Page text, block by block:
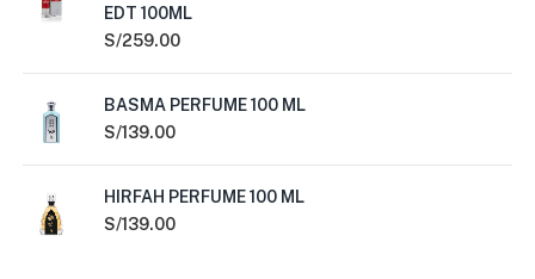
EDT 100ML
S/259.00
BASMA PERFUME 100 ML
S/139.00
HIRFAH PERFUME 100 ML
S/139.00